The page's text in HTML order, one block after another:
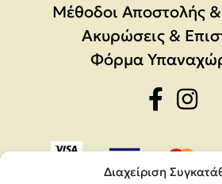
Διαχείριση
Μέθοδοι Αποστολής
Ακυρώσεις &
Φόρμα